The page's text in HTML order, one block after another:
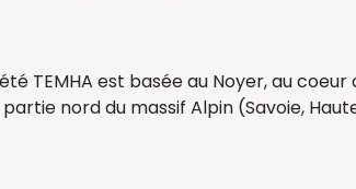
TEMHA est basée au Noyer, au
nord du massif Alpin (Savoie,